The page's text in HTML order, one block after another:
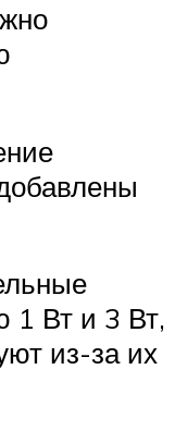
1 Вт и 3 Вт,
из-за их